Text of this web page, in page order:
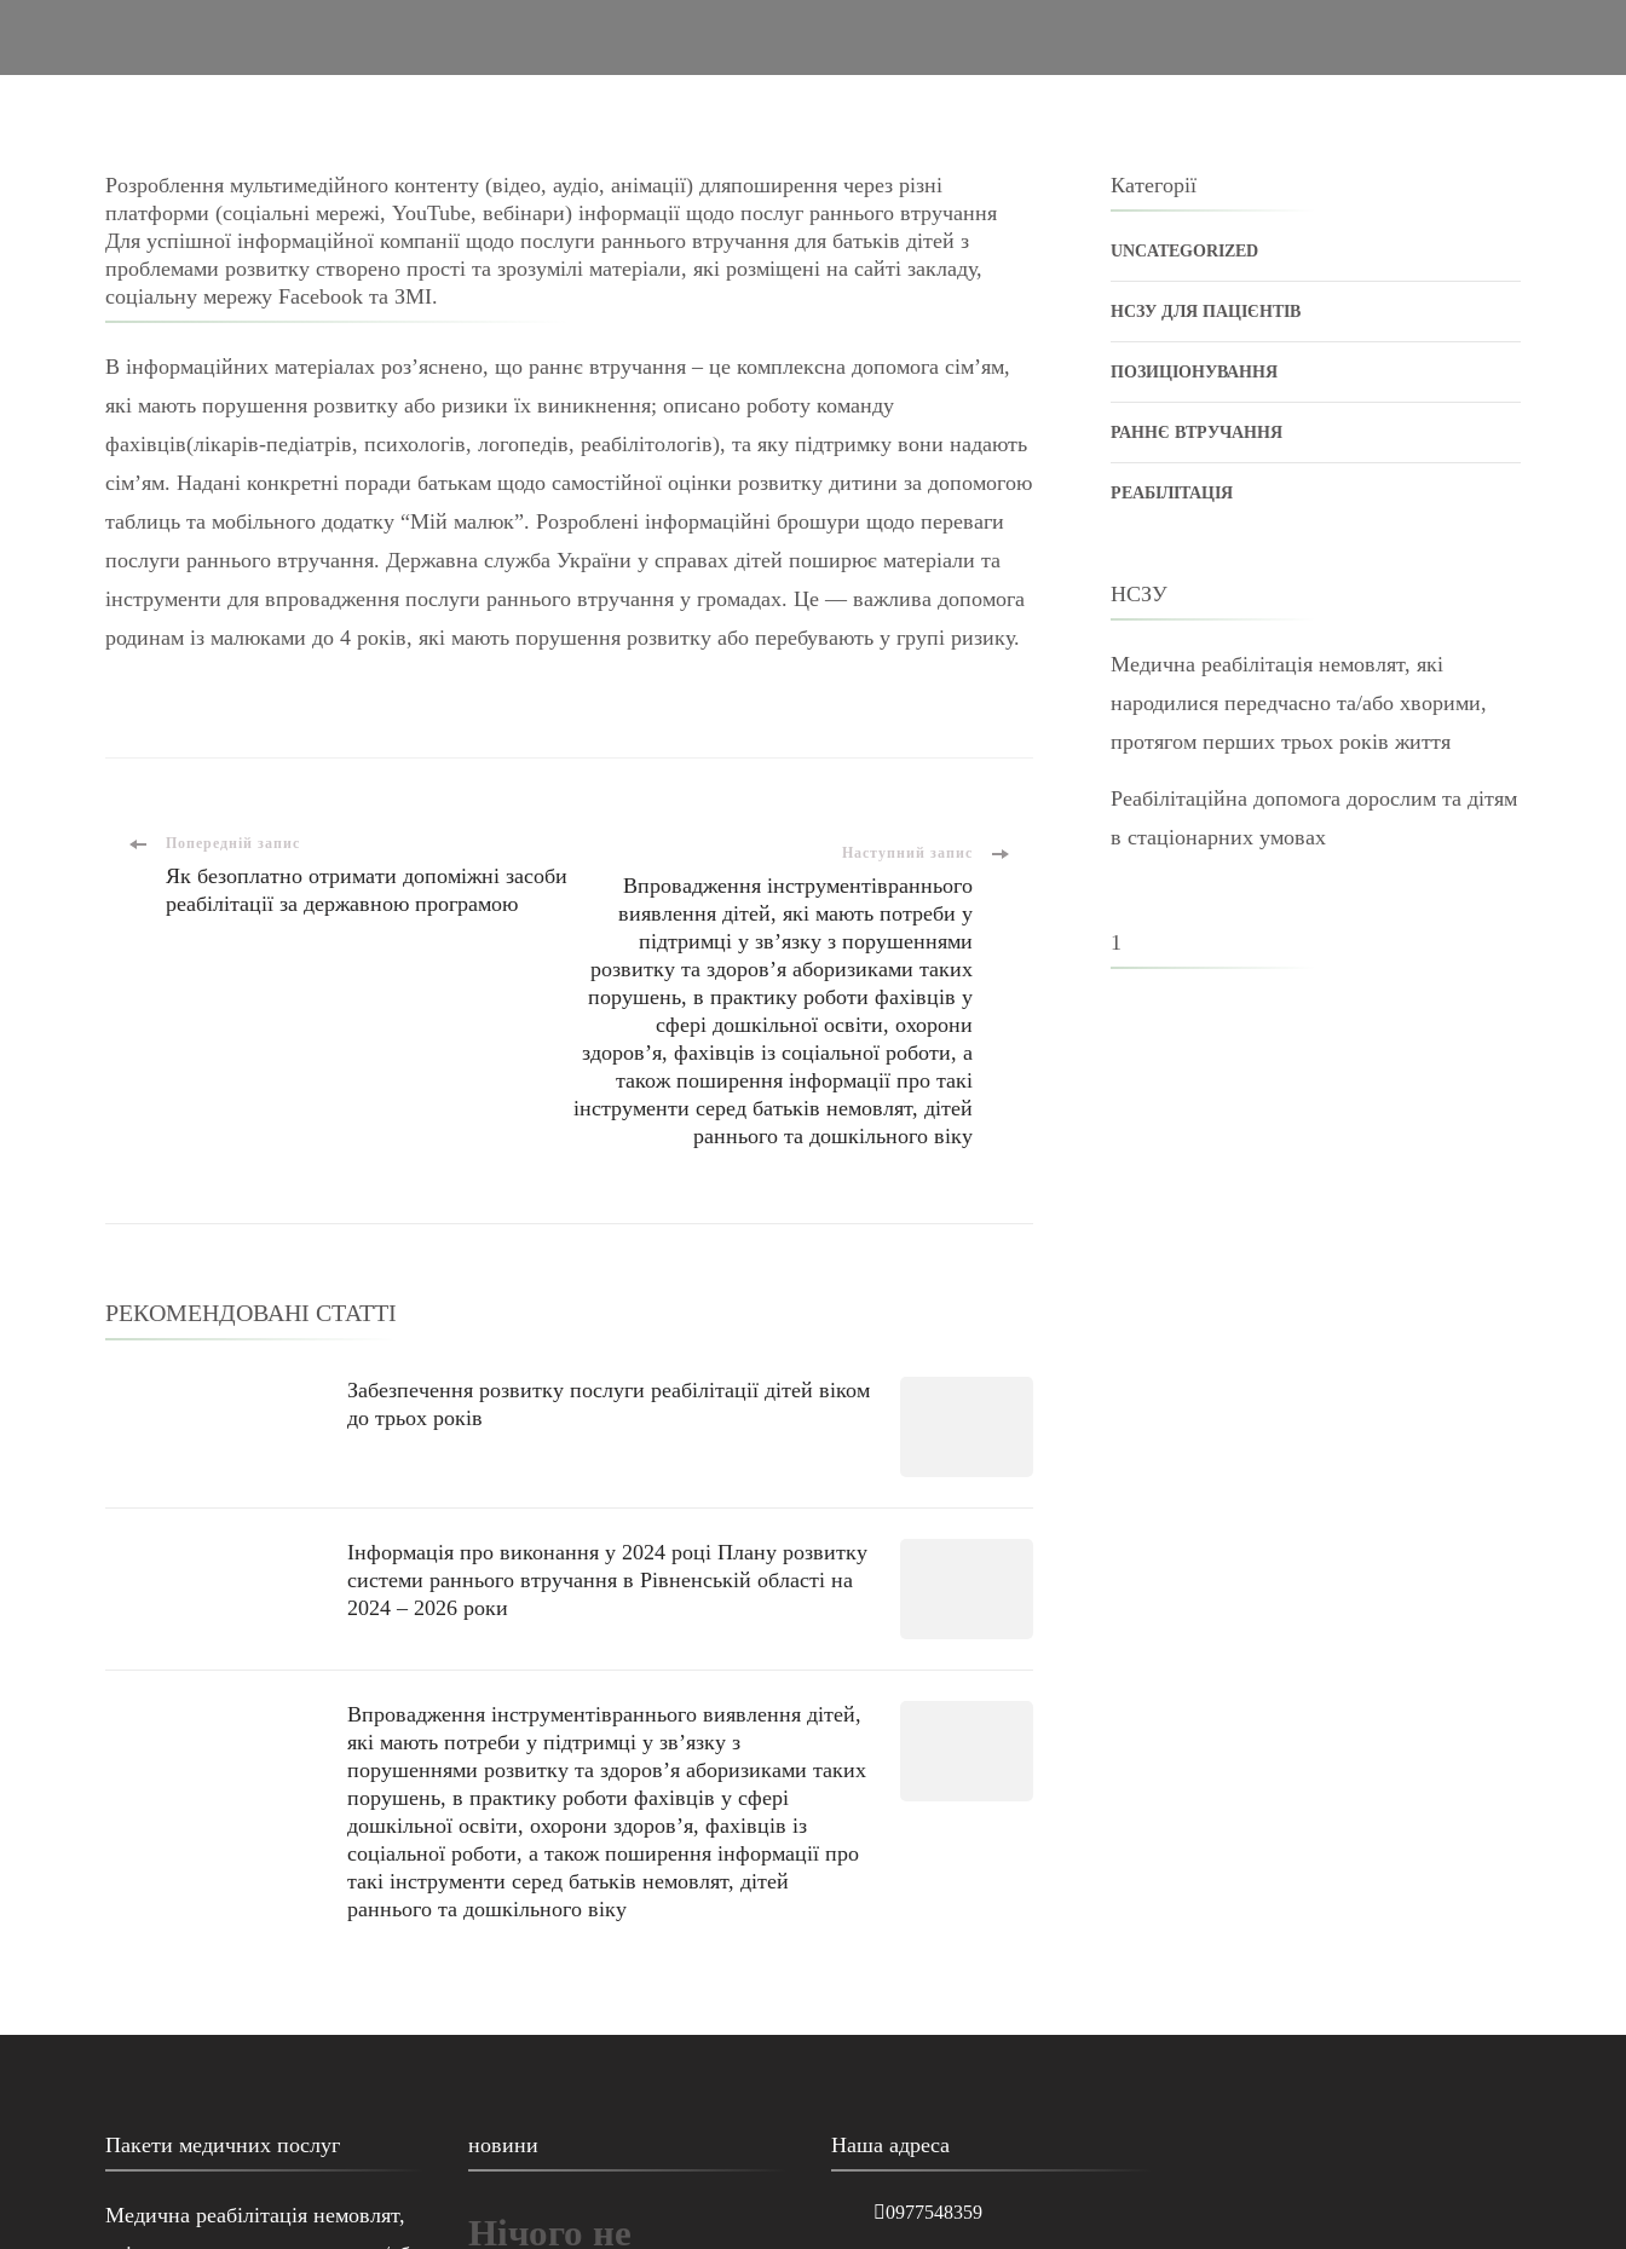
Розроблення мультимедійного контенту (відео, аудіо, анімації) дляпоширення через різні
платформи (соціальні мережі, YouTube, вебінари) інформації щодо послуг раннього втручання
Для успішної інформаційної компанії щодо послуги раннього втручання для батьків дітей з
проблемами розвитку створено прості та зрозумілі матеріали, які розміщені на сайті закладу,
соціальну мережу Facebook та ЗМІ.
В інформаційних матеріалах роз’яснено, що раннє втручання – це комплексна допомога сім’ям,
які мають порушення розвитку або ризики їх виникнення; описано роботу команду
фахівців(лікарів-педіатрів, психологів, логопедів, реабілітологів), та яку підтримку вони надають
сім’ям. Надані конкретні поради батькам щодо самостійної оцінки розвитку дитини за допомогою
таблиць та мобільного додатку “Мій малюк”. Розроблені інформаційні брошури щодо переваги
послуги раннього втручання. Державна служба України у справах дітей поширює матеріали та
інструменти для впровадження послуги раннього втручання у громадах. Це — важлива допомога
родинам із малюками до 4 років, які мають порушення розвитку або перебувають у групі ризику.
Попередній запис
Як безоплатно отримати допоміжні засоби
реабілітації за державною програмою
Наступний запис
Впровадження інструментівраннього
виявлення дітей, які мають потреби у
підтримці у зв’язку з порушеннями
розвитку та здоров’я аборизиками таких
порушень, в практику роботи фахівців у
сфері дошкільної освіти, охорони
здоров’я, фахівців із соціальної роботи, а
також поширення інформації про такі
інструменти серед батьків немовлят, дітей
раннього та дошкільного віку
РЕКОМЕНДОВАНІ СТАТТІ
Забезпечення розвитку послуги реабілітації дітей віком
до трьох років
Інформація про виконання у 2024 році Плану розвитку
системи раннього втручання в Рівненській області на
2024 – 2026 роки
Впровадження інструментівраннього виявлення дітей,
які мають потреби у підтримці у зв’язку з
порушеннями розвитку та здоров’я аборизиками таких
порушень, в практику роботи фахівців у сфері
дошкільної освіти, охорони здоров’я, фахівців із
соціальної роботи, а також поширення інформації про
такі інструменти серед батьків немовлят, дітей
раннього та дошкільного віку
Категорії
UNCATEGORIZED
НСЗУ ДЛЯ ПАЦІЄНТІВ
ПОЗИЦІОНУВАННЯ
РАННЄ ВТРУЧАННЯ
РЕАБІЛІТАЦІЯ
НСЗУ
Медична реабілітація немовлят, які
народилися передчасно та/або хворими,
протягом перших трьох років життя
Реабілітаційна допомога дорослим та дітям
в стаціонарних умовах
1
Пакети медичних послуг
Медична реабілітація немовлят,
новини
Нічого не
Наша адреса
0977548359